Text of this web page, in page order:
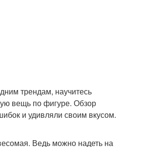
трендам, научитесь
вещь по фигуре. Обзор
и удивляли своим вкусом.
Ведь можно надеть на